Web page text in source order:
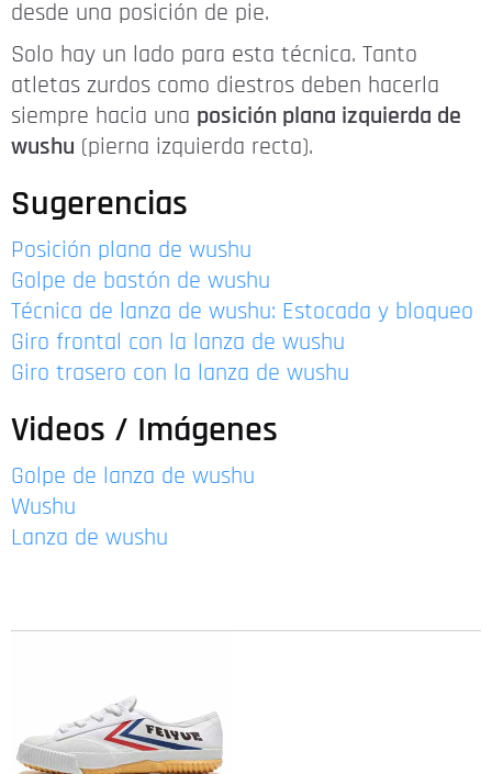
desde una posición de pie.
Solo hay un lado para esta técnica. Tanto
atletas zurdos como diestros deben hacerla
siempre hacia una posición plana izquierda de
wushu (pierna izquierda recta).
Sugerencias
Posición plana de wushu
Golpe de bastón de wushu
Técnica de lanza de wushu: Estocada y bloqueo
Giro frontal con la lanza de wushu
Giro trasero con la lanza de wushu
Videos / Imágenes
Golpe de lanza de wushu
Wushu
Lanza de wushu